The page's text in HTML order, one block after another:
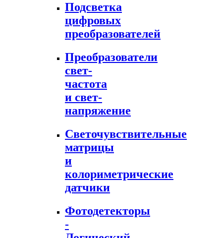
Подсветка
цифровых
преобразователей
Преобразователи
свет-
частота
и свет-
напряжение
Светочувствительные
матрицы
и
колориметрические
датчики
Фотодетекторы
-